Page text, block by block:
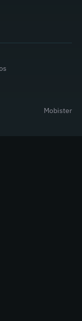
Mobister